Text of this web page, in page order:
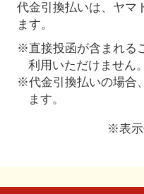
代金引換払いは、ヤマ
ます。
※直接投函が含まれる
利用いただけません。
※代金引換払いの場合
ます。
※表示